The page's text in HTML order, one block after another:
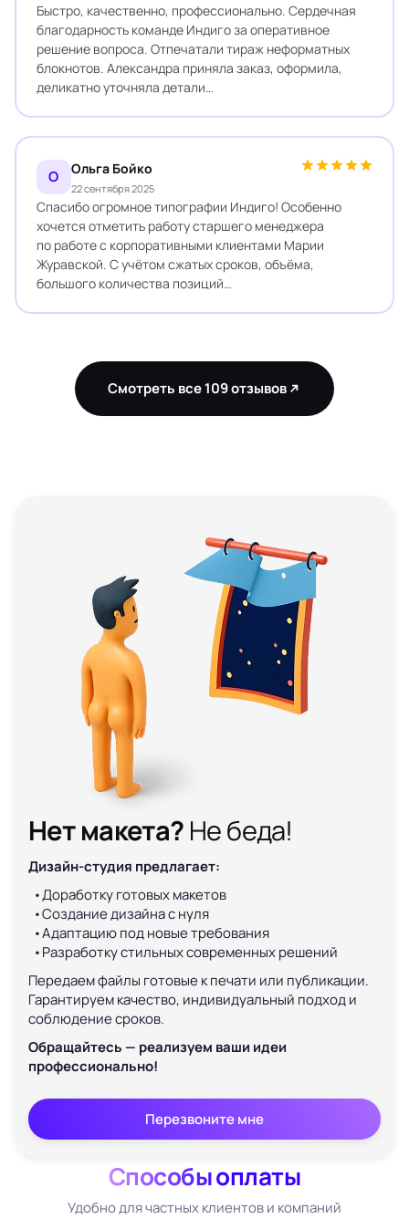
Быстро, качественно, профессионально. Сердечная
благодарность команде Индиго за оперативное
решение вопроса. Отпечатали тираж неформатных
блокнотов. Александра приняла заказ, оформила,
деликатно уточняла детали…
О Ольга Бойко
22 сентября 2025
Спасибо огромное типографии Индиго! Особенно
хочется отметить работу старшего менеджера
по работе с корпоративными клиентами Марии
Журавской. С учётом сжатых сроков, объёма,
большого количества позиций…
Смотреть все 109 отзывов
Нет макета? Не беда!
Дизайн-студия предлагает:
Доработку готовых макетов
Создание дизайна с нуля
Адаптацию под новые требования
Разработку стильных современных решений
Передаем файлы готовые к печати или публикации.
Гарантируем качество, индивидуальный подход и
соблюдение сроков.
Обращайтесь — реализуем ваши идеи
профессионально!
Перезвоните мне
Способы оплаты
Удобно для частных клиентов и компаний